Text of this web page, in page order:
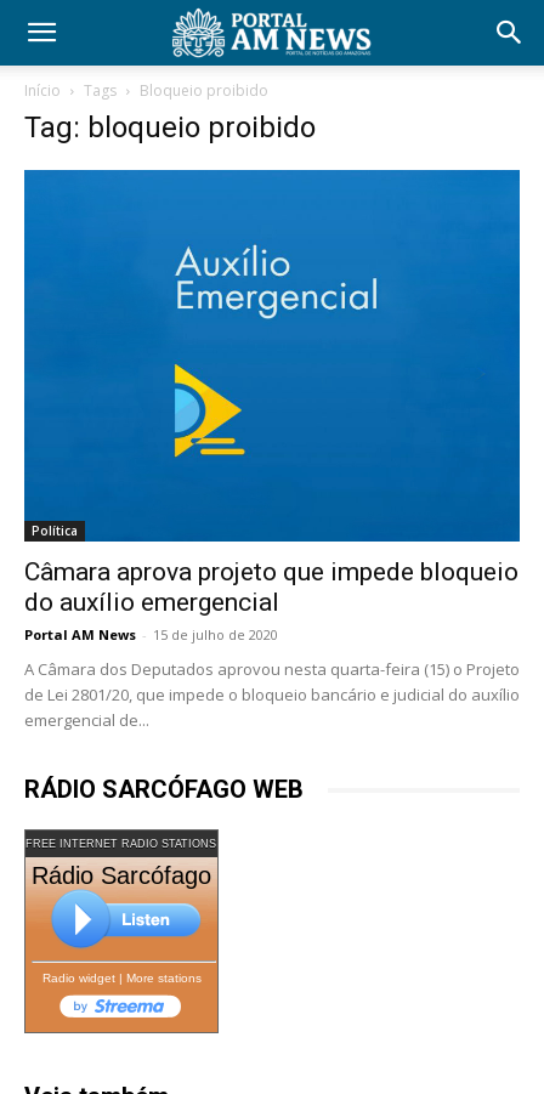
Início Tags Bloqueio proibido
Tag: bloqueio proibido
Política
Câmara aprova projeto que impede bloqueio
do auxílio emergencial
Portal AM News - 15 de julho de 2020
A Câmara dos Deputados aprovou nesta quarta-feira (15) o Projeto
de Lei 2801/20, que impede o bloqueio bancário e judicial do auxílio
emergencial de...
RÁDIO SARCÓFAGO WEB
FREE INTERNET RADIO STATIONS
Rádio Sarcófago
Radio widget| More stations